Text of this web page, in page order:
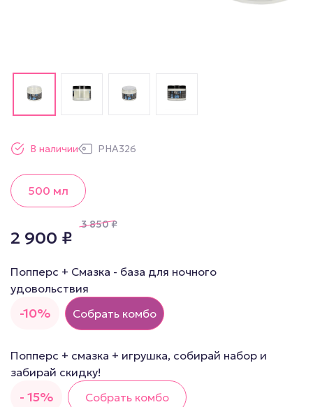
500 мл
В наличии PHA326
2 900 ₽
3 850₽
-10%
Попперс + Смазка - база для ночного
удовольствия
Собрать комбо
- 15%
Попперс + смазка + игрушка, собирай набор и
забирай скидку!
Собрать комбо